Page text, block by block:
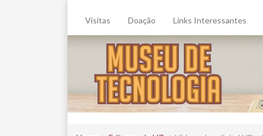
Visitas Doação Links Interessantes